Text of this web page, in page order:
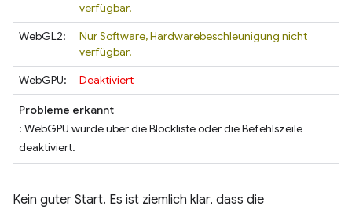
verfügbar.
WebGL2:
Nur Software, Hardwarebeschleunigung nicht
verfügbar.
WebGPU:
Deaktiviert
Probleme erkannt
: WebGPU wurde über die Blockliste oder die Befehlszeile
deaktiviert.
Kein guter Start. Es ist ziemlich klar, dass die